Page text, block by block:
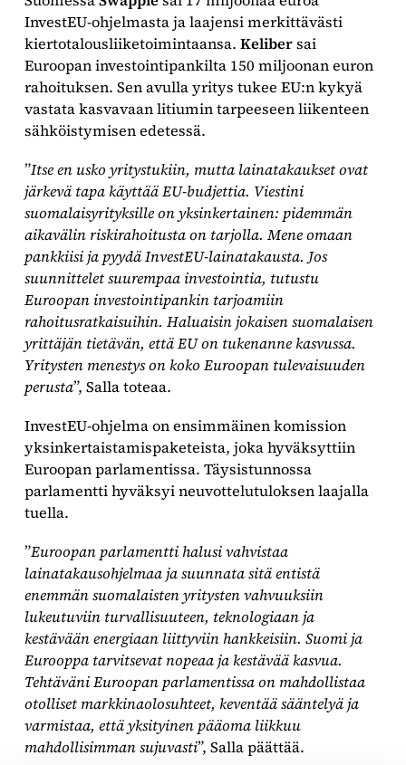
InvestEU-ohjelmasta ja laajensi merkittävästi
kiertotalousliiketoimintaansa. Kelibersai
Euroopan investointipankilta 150 miljoonan euron
rahoituksen. Sen avulla yritys tukee EU:n kykyä
vastata kasvavaan litiumin tarpeeseen liikenteen
sähköistymisen edetessä.
”Itse en usko yritystukiin, mutta lainatakaukset ovat
järkevä tapa käyttää EU-budjettia. Viestini
suomalaisyrityksille on yksinkertainen: pidemmän
aikavälin riskirahoitusta on tarjolla. Mene omaan
pankkiisi ja pyydä InvestEU-lainatakausta. Jos
suunnittelet suurempaa investointia, tutustu
Euroopan investointipankin tarjoamiin
rahoitusratkaisuihin. Haluaisin jokaisen suomalaisen
yrittäjän tietävän, että EU on tukenanne kasvussa.
Yritysten menestys on koko Euroopan tulevaisuuden
perusta”, Salla toteaa.
InvestEU-ohjelma on ensimmäinen komission
yksinkertaistamispaketeista, joka hyväksyttiin
Euroopan parlamentissa. Täysistunnossa
parlamentti hyväksyi neuvottelutuloksen laajalla
tuella.
”Euroopan parlamentti halusi vahvistaa
lainatakausohjelmaa ja suunnata sitä entistä
enemmän suomalaisten yritysten vahvuuksiin
lukeutuviin turvallisuuteen, teknologiaan ja
kestävään energiaan liittyviin hankkeisiin. Suomi ja
Eurooppa tarvitsevat nopeaa ja kestävää kasvua.
Tehtäväni Euroopan parlamentissa on mahdollistaa
otolliset markkinaolosuhteet, keventää sääntelyä ja
varmistaa, että yksityinen pääoma liikkuu
mahdollisimman sujuvasti”, Salla päättää.